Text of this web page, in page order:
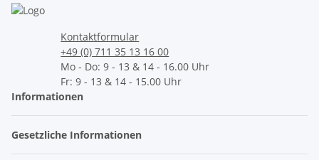
Kontaktformular
+49 (0) 711 35 13 16 00
Mo - Do: 9 - 13 & 14 - 16.00 Uhr
Fr: 9 - 13 & 14 - 15.00 Uhr
Informationen
Gesetzliche Informationen